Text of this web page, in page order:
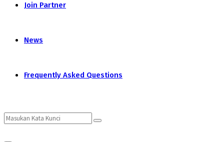
Join Partner
News
Frequently Asked Questions
Search
Search